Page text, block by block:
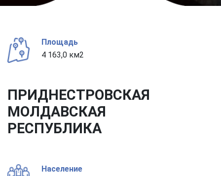
Площадь
4 163,0 км2
ПРИДНЕСТРОВСКАЯ
МОЛДАВСКАЯ
РЕСПУБЛИКА
Население